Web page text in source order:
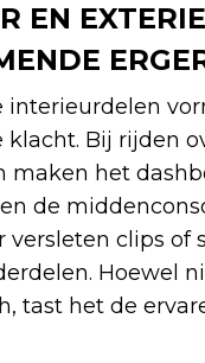
EN
interieurdelen
klacht. Bij rijden
maken het
de
versleten clips of
Hoewel
tast het de